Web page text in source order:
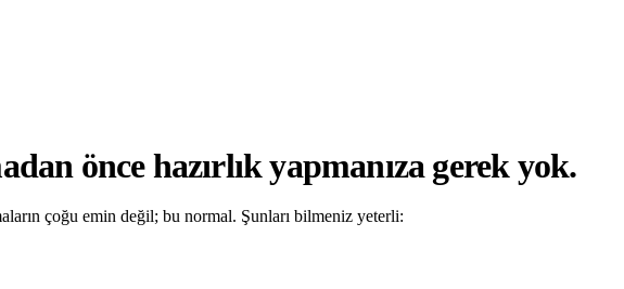
önce hazırlık yapmanıza gerek yok.
çoğu emin değil; bu normal. Şunları bilmeniz yeterli: